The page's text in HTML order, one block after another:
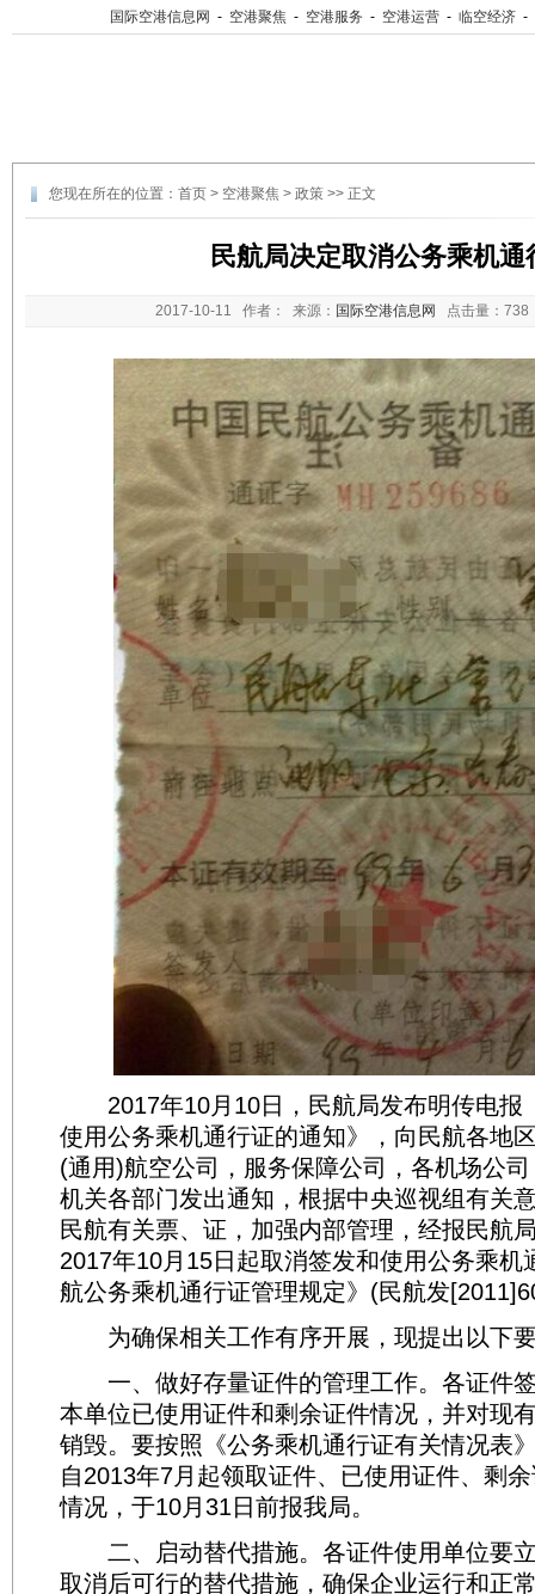
国际空港信息网 - 空港聚焦 - 空港服务 - 空港运营 - 临空经济 -
您现在所在的位置： 首页 > 空港聚焦 > 政策 >> 正文
民航局决定取消公务乘机通
2017-10-11 作者： 来源： 国际空港信息网 点击量：
2017年10月10日，民航局发布明传电报
使用公务乘机通行证的通知》，向民航各地
(通用)航空公司，服务保障公司，各机场公
机关各部门发出通知，根据中央巡视组有关
民航有关票、证，加强内部管理，经报民航
2017年10月15日起取消签发和使用公务乘机
航公务乘机通行证管理规定》(民航发
为确保相关工作有序开展，现提出以下
一、做好存量证件的管理工作。各证件
本单位已使用证件和剩余证件情况，并对现
销毁。要按照《公务乘机通行证有关情况表
自2013年7月起领取证件、已使用证件、剩
情况，于10月31日前报我局。
二、启动替代措施。各证件使用单位要
取消后可行的替代措施，确保企业运行和正